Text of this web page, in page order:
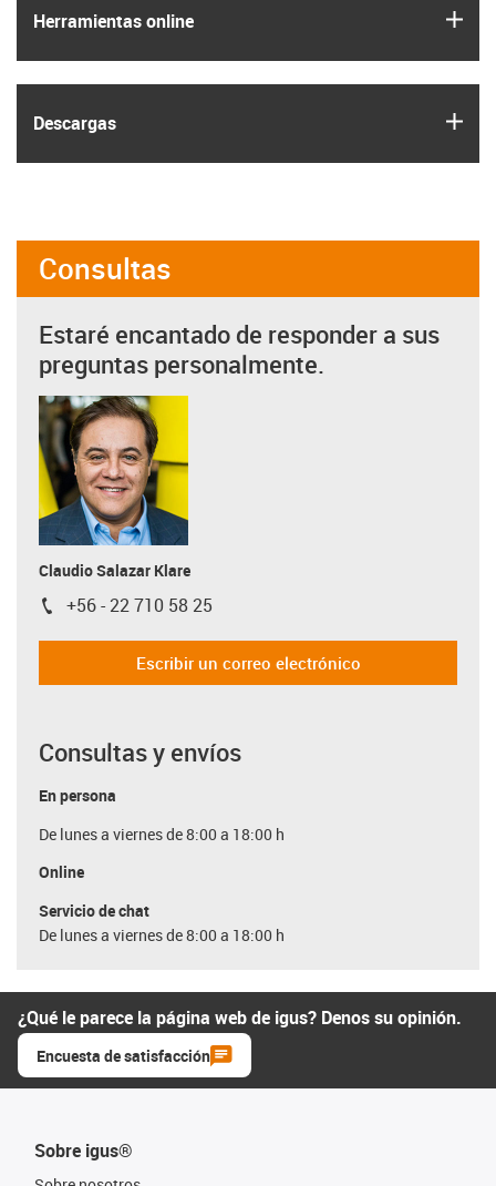
Herramientas online
Descargas
Consultas
Estaré encantado de responder a sus
preguntas personalmente.
Claudio Salazar Klare
igus-icon-phone
+56 - 22 710 58 25
Escribir un correo electrónico
Consultas y envíos
En persona
De lunes a viernes de 8:00 a 18:00 h
Online
Servicio de chat
De lunes a viernes de 8:00 a 18:00 h
¿Qué le parece la página web de igus? Denos su opinión.
Encuesta de satisfacción
Sobre igus®